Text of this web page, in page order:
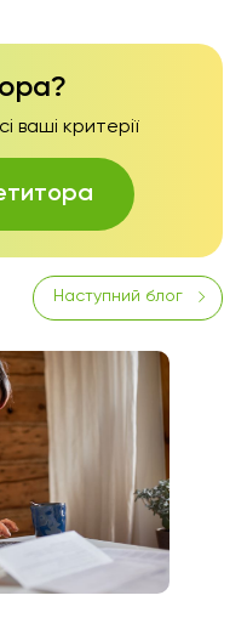
ваші критерії
Наступний блог